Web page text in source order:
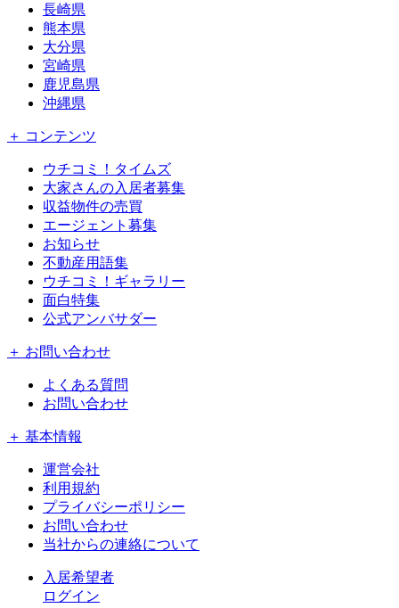
長崎県
熊本県
大分県
宮崎県
鹿児島県
沖縄県
＋ コンテンツ
ウチコミ！タイムズ
大家さんの入居者募集
収益物件の売買
エージェント募集
お知らせ
不動産用語集
ウチコミ！ギャラリー
面白特集
公式アンバサダー
＋ お問い合わせ
よくある質問
お問い合わせ
＋ 基本情報
運営会社
利用規約
プライバシーポリシー
お問い合わせ
当社からの連絡について
入居希望者
ログイン